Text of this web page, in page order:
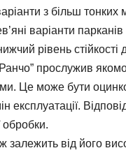
з більш
варіанти
рівень стійкості
прослужив
Це може бути
експлуатації.
обробки.
залежить від його